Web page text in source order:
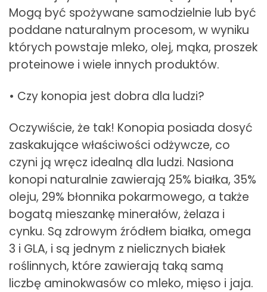
Mogą być spożywane samodzielnie lub być
poddane naturalnym procesom, w wyniku
których powstaje mleko, olej, mąka, proszek
proteinowe i wiele innych produktów.
• Czy konopia jest dobra dla ludzi?
Oczywiście, że tak! Konopia posiada dosyć
zaskakujące właściwości odżywcze, co
czyni ją wręcz idealną dla ludzi. Nasiona
konopi naturalnie zawierają 25% białka, 35%
oleju, 29% błonnika pokarmowego, a także
bogatą mieszankę minerałów, żelaza i
cynku. Są zdrowym źródłem białka, omega
3 i GLA, i są jednym z nielicznych białek
roślinnych, które zawierają taką samą
liczbę aminokwasów co mleko, mięso i jaja.